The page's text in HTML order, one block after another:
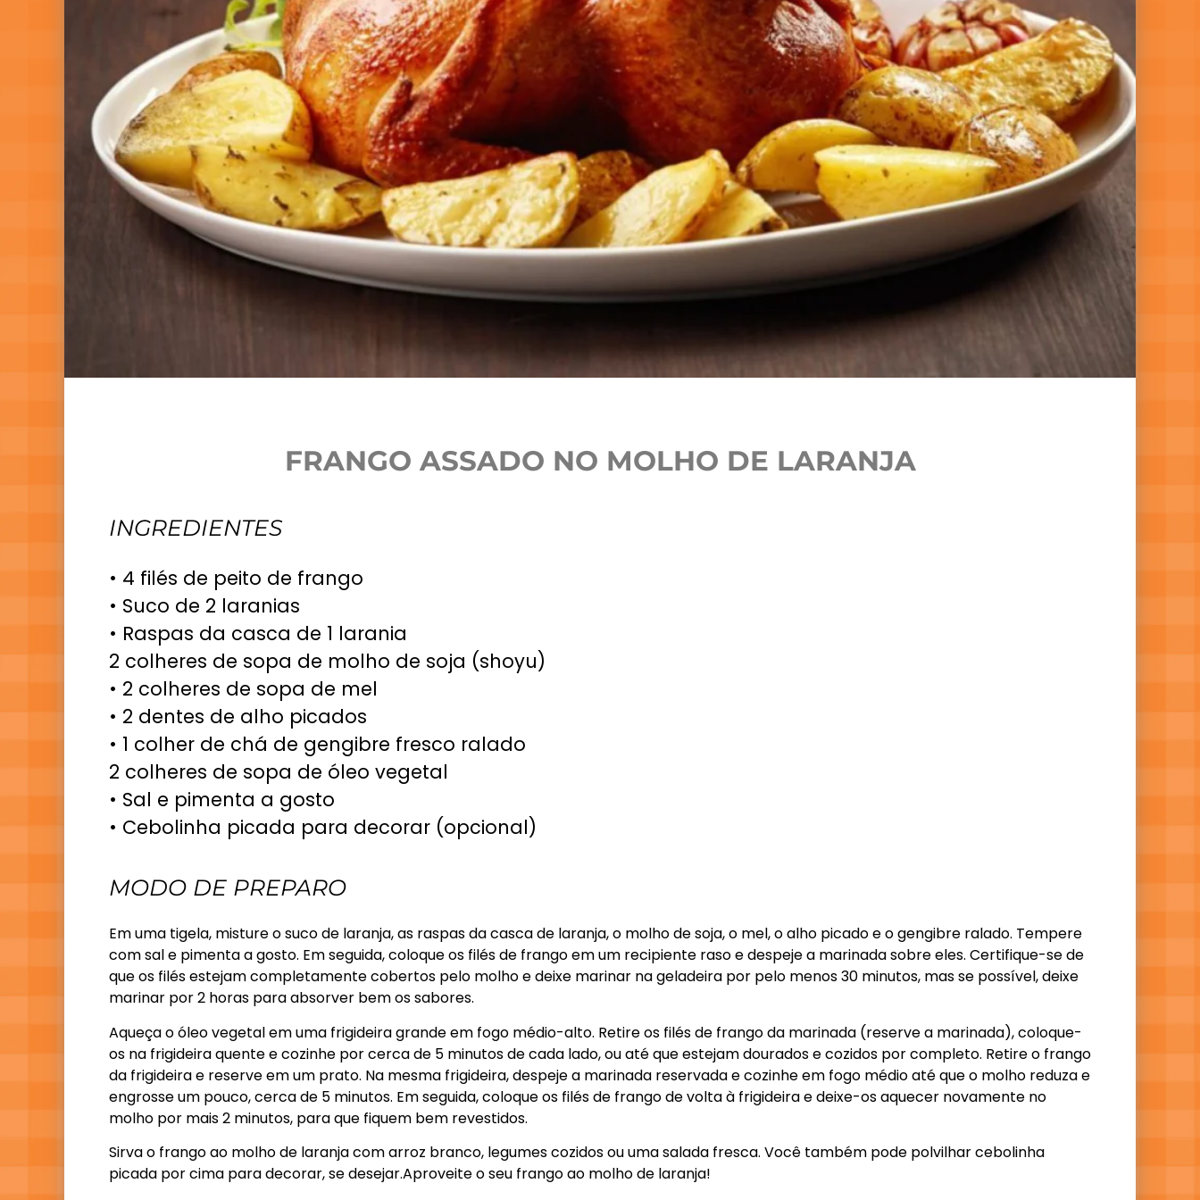
FRANGO ASSADO NO MOLHO DE LARANJA
INGREDIENTES
• 4 filés de peito de frango
• Suco de 2 laranias
• Raspas da casca de 1 larania
2 colheres de sopa de molho de soja (shoyu)
• 2 colheres de sopa de mel
• 2 dentes de alho picados
• 1 colher de chá de gengibre fresco ralado
2 colheres de sopa de óleo vegetal
• Sal e pimenta a gosto
• Cebolinha picada para decorar (opcional)
MODO DE PREPARO
Em uma tigela, misture o suco de laranja, as raspas da casca de laranja, o molho de soja, o mel, o alho picado e o gengibre ralado. Tempere
com sal e pimenta a gosto. Em seguida, coloque os filés de frango em um recipiente raso e despeje a marinada sobre eles. Certifique-se de
que os filés estejam completamente cobertos pelo molho e deixe marinar na geladeira por pelo menos 30 minutos, mas se possível, deixe
marinar por 2 horas para absorver bem os sabores.
Aqueça o óleo vegetal em uma frigideira grande em fogo médio-alto. Retire os filés de frango da marinada (reserve a marinada), coloque-
os na frigideira quente e cozinhe por cerca de 5 minutos de cada lado, ou até que estejam dourados e cozidos por completo. Retire o frango
da frigideira e reserve em um prato. Na mesma frigideira, despeje a marinada reservada e cozinhe em fogo médio até que o molho reduza e
engrosse um pouco, cerca de 5 minutos. Em seguida, coloque os filés de frango de volta à frigideira e deixe-os aquecer novamente no
molho por mais 2 minutos, para que fiquem bem revestidos.
Sirva o frango ao molho de laranja com arroz branco, legumes cozidos ou uma salada fresca. Você também pode polvilhar cebolinha
picada por cima para decorar, se desejar.Aproveite o seu frango ao molho de laranja!